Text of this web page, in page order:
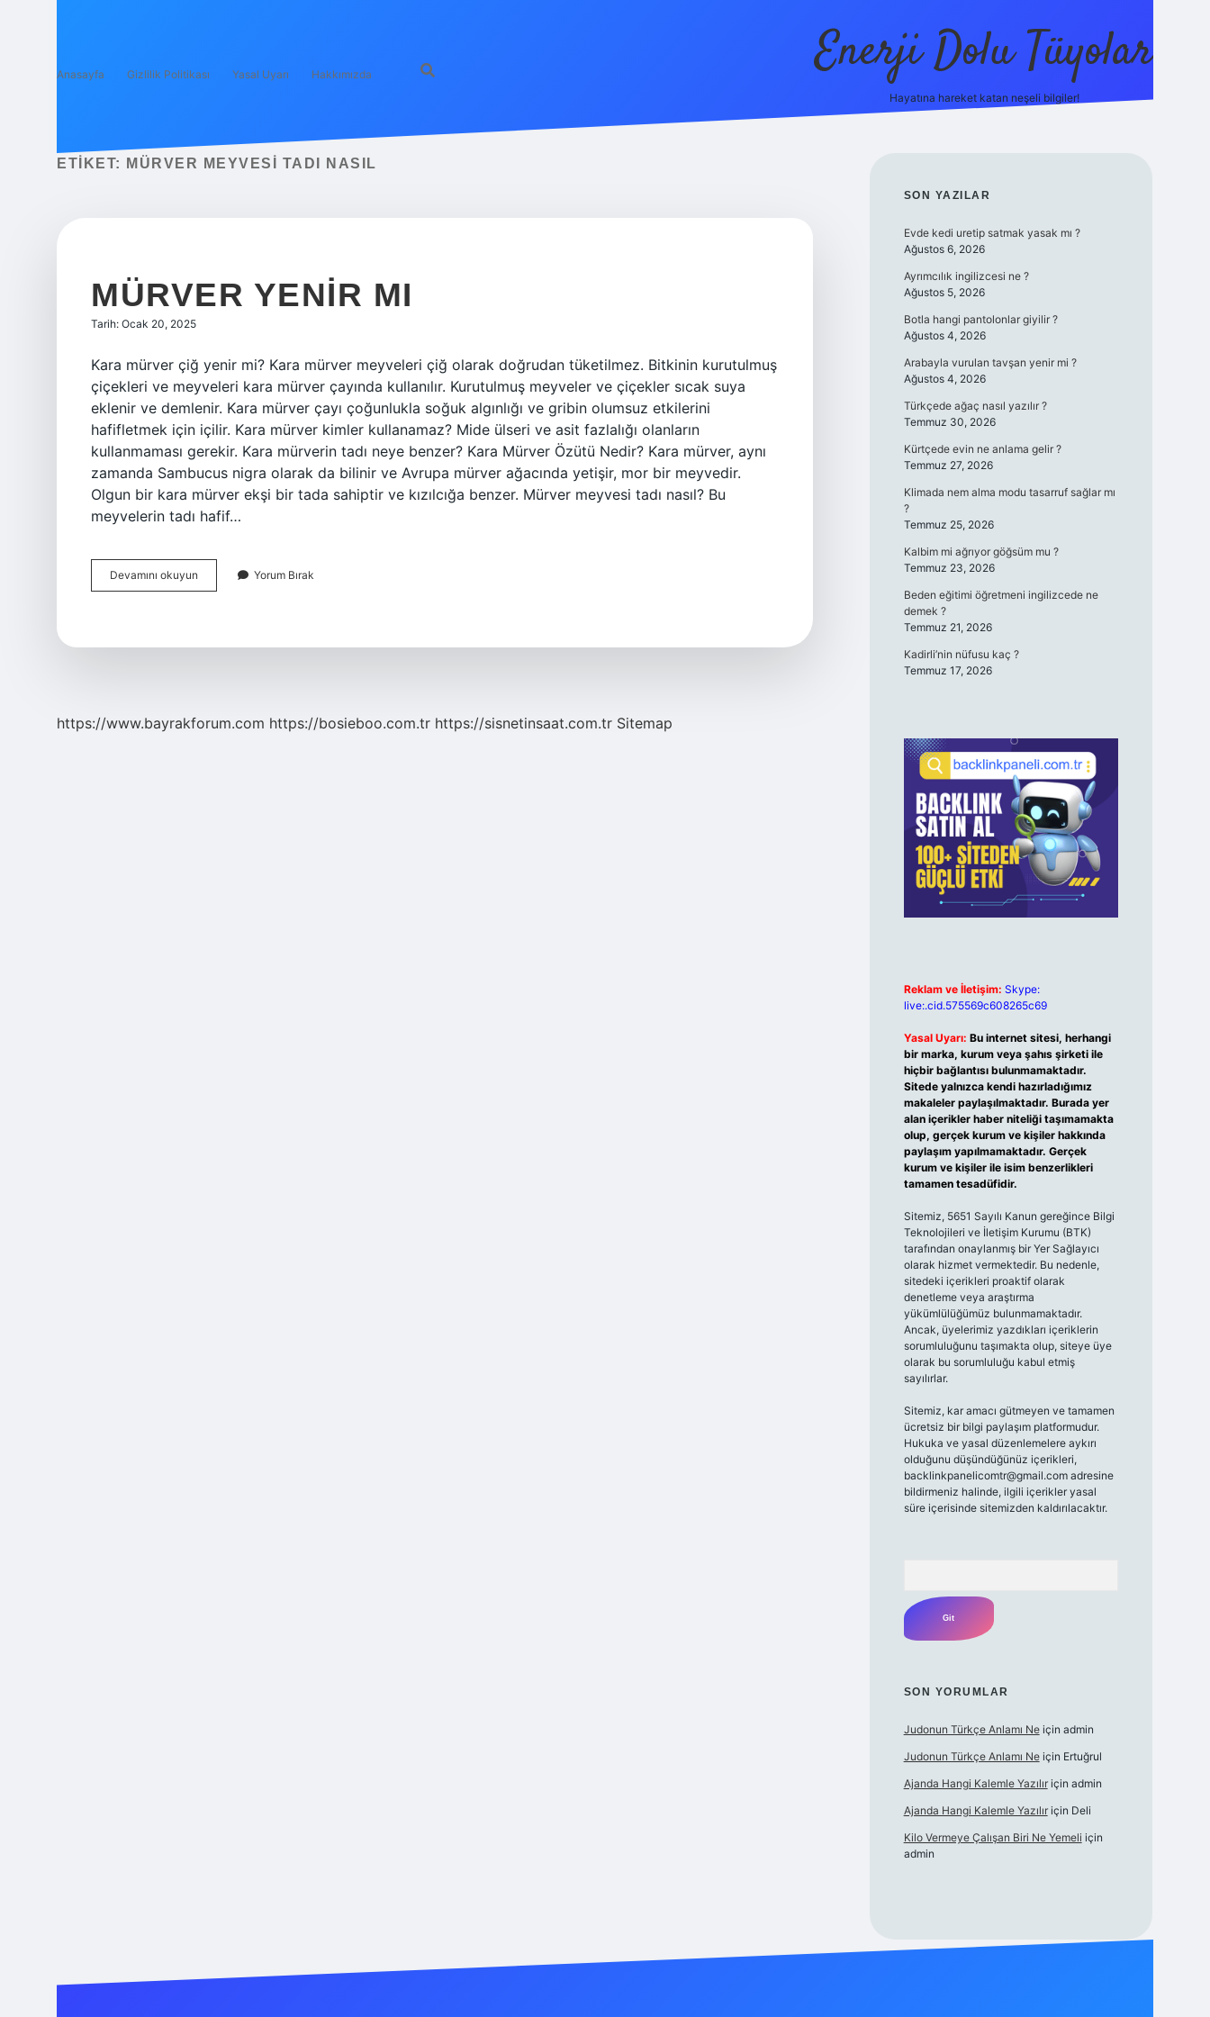
Anasayfa Gizlilik Politikası Yasal Uyarı Hakkımızda Enerji Dolu Tüyolar
Hayatına hareket katan neşeli bilgiler!
ETIKET: MÜRVER MEYVESI TADI NASIL
MÜRVER YENIR MI
Tarih: Ocak 20, 2025
Kara mürver çiğ yenir mi? Kara mürver meyveleri çiğ olarak doğrudan tüketilmez. Bitkinin kurutulmuş
çiçekleri ve meyveleri kara mürver çayında kullanılır. Kurutulmuş meyveler ve çiçekler sıcak suya
eklenir ve demlenir. Kara mürver çayı çoğunlukla soğuk algınlığı ve gribin olumsuz etkilerini
hafifletmek için içilir. Kara mürver kimler kullanamaz? Mide ülseri ve asit fazlalığı olanların
kullanmaması gerekir. Kara mürverin tadı neye benzer? Kara Mürver Özütü Nedir? Kara mürver, aynı
zamanda Sambucus nigra olarak da bilinir ve Avrupa mürver ağacında yetişir, mor bir meyvedir.
Olgun bir kara mürver ekşi bir tada sahiptir ve kızılcığa benzer. Mürver meyvesi tadı nasıl? Bu
meyvelerin tadı hafif…
Devamını okuyun
Yenir
Yorum Bırak
https://www.bayrakforum.com https://bosieboo.com.tr https://sisnetinsaat.com.tr Sitemap
SIDEBAR
SON YAZILAR
Evde kedi uretip satmak yasak mı ?
Ağustos 6, 2026
Ayrımcılık ingilizcesi ne ?
Ağustos 5, 2026
Botla hangi pantolonlar giyilir ?
Ağustos 4, 2026
Arabayla vurulan tavşan yenir mi ?
Ağustos 4, 2026
Türkçede ağaç nasıl yazılır ?
Temmuz 30, 2026
Kürtçede evin ne anlama gelir ?
Temmuz 27, 2026
Klimada nem alma modu tasarruf sağlar mı
?
Temmuz 25, 2026
Kalbim mi ağrıyor göğsüm mu ?
Temmuz 23, 2026
Beden eğitimi öğretmeni ingilizcede ne
demek ?
Temmuz 21, 2026
Kadirli’nin nüfusu kaç ?
Temmuz 17, 2026
Reklam ve İletişim: Skype:
live:.cid.575569c608265c69
Yasal Uyarı: Bu internet sitesi, herhangi
bir marka, kurum veya şahıs şirketi ile
hiçbir bağlantısı bulunmamaktadır.
Sitede yalnızca kendi hazırladığımız
makaleler paylaşılmaktadır. Burada yer
alan içerikler haber niteliği taşımamakta
olup, gerçek kurum ve kişiler hakkında
paylaşım yapılmamaktadır. Gerçek
kurum ve kişiler ile isim benzerlikleri
tamamen tesadüfidir.
Sitemiz, 5651 Sayılı Kanun gereğince Bilgi
Teknolojileri ve İletişim Kurumu (BTK)
tarafından onaylanmış bir Yer Sağlayıcı
olarak hizmet vermektedir. Bu nedenle,
sitedeki içerikleri proaktif olarak
denetleme veya araştırma
yükümlülüğümüz bulunmamaktadır.
Ancak, üyelerimiz yazdıkları içeriklerin
sorumluluğunu taşımakta olup, siteye üye
olarak bu sorumluluğu kabul etmiş
sayılırlar.
Sitemiz, kar amacı gütmeyen ve tamamen
ücretsiz bir bilgi paylaşım platformudur.
Hukuka ve yasal düzenlemelere aykırı
olduğunu düşündüğünüz içerikleri,
backlinkpanelicomtr@gmail.comadresine
bildirmeniz halinde, ilgili içerikler yasal
süre içerisinde sitemizden kaldırılacaktır.
SON YORUMLAR
Judonun Türkçe Anlamı Neiçin admin
Judonun Türkçe Anlamı Neiçin Ertuğrul
Ajanda Hangi Kalemle Yazılıriçin admin
Ajanda Hangi Kalemle Yazılıriçin Deli
Kilo Vermeye Çalışan Biri Ne Yemeli için
admin